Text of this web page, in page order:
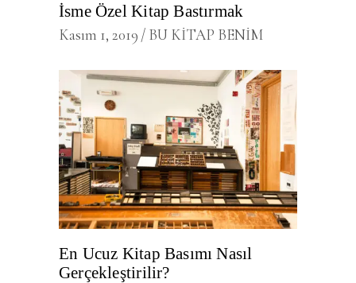
İsme Özel Kitap Bastırmak
Kasım 1, 2019 BU KİTAP BENİM
En Ucuz Kitap Basımı Nasıl
Gerçekleştirilir?